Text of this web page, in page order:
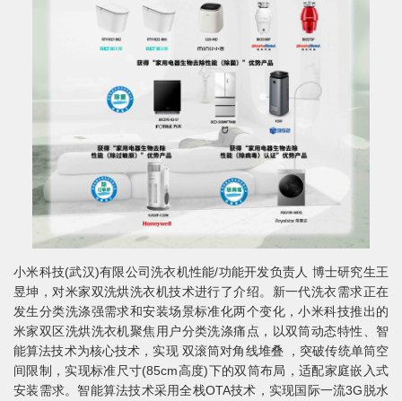
小米科技(武汉)有限公司洗衣机性能/功能开发负责人 博士研究生王
昱坤，对米家双洗烘洗衣机技术进行了介绍。新一代洗衣需求正在
发生分类洗涤强需求和安装场景标准化两个变化，小米科技推出的
米家双区洗烘洗衣机聚焦用户分类洗涤痛点，以双筒动态特性、智
能算法技术为核心技术，实现 双滚筒对角线堆叠 ，突破传统单筒空
间限制，实现标准尺寸(85cm高度)下的双筒布局，适配家庭嵌入式
安装需求。智能算法技术采用全栈OTA技术，实现国际一流3G脱水